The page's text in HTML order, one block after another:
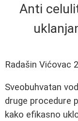
Anti
Radašin Vićovac
Sveobuhvatan
druge procedure
kako efikasno